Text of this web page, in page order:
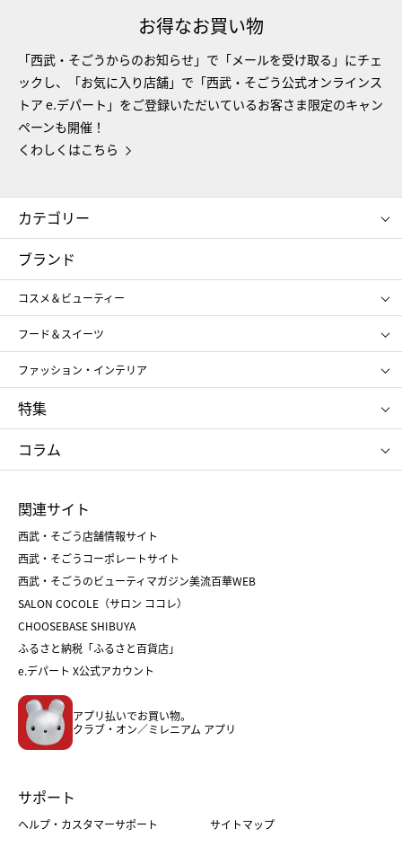
お得なお買い物
「西武・そごうからのお知らせ」で「メールを受け取る」にチェ
ックし、「お気に入り店舗」で「西武・そごう公式オンラインス
トア e.デパート」をご登録いただいているお客さま限定のキャン
ペーンも開催！
くわしくはこちら
カテゴリー
コスメ＆ビューティー
ギフト
レディース
メンズ
スポーツ・アウトドア
お中元
お歳暮
ブランド
コスメ＆ビューティー
SHISEIDO
ポール&ジョー ボーテ
ジルスチュアート
NARS
RMK
クリニーク
SK-Ⅱ
フード＆スイーツ
アンリ・シャルパンティエ
ゴディバ
新宿高野
たねや
ねんりん家
ファッション・インテリア
ポロ ラルフ ローレン
タケオ キクチ
ママ＆キッズ
シュタイフ
特集
お中元
ひな人形
五月人形
父の日
クリスマスケーキ
ホワイトデー
コラム
菓子折り
和菓子
人気のギフト
バレンタイン
ホワイトデー
おせち
フード
ホーム・キッチン＆アート
関連サイト
西武・そごう店舗情報サイト
西武・そごうコーポレートサイト
西武・そごうのビューティマガジン美流百華WEB
SALON COCOLE（サロン ココレ）
CHOOSEBASE SHIBUYA
ふるさと納税「ふるさと百貨店」
e.デパート X公式アカウント
アプリ払いでお買い物。
クラブ・オン／ミレニアム アプリ
サポート
ヘルプ・カスタマーサポート サイトマップ